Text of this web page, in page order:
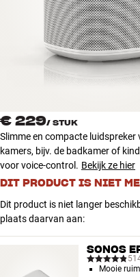
Accessoires
INSPIRATIE
MERKEN
NIEUW
AANBIEDINGEN
Winkels
Klantenservice
Inloggen
€ 229/ STUK
Slimme en compacte
kamers, bijv. de badkamer of
voor voice-control. Bekijk ze hier
DIT PRODUCT IS NIET
Dit product is niet langer
plaats daarvan aan:
SONOS
Mooie